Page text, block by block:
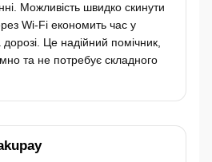
Можливість швидко скинути
Wi-Fi економить час у
дорозі. Це надійний помічник,
та не потребує складного